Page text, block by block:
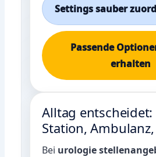
Settings sauber
Passende
erhalten
Alltag entscheidet:
Station,
Bei urologie